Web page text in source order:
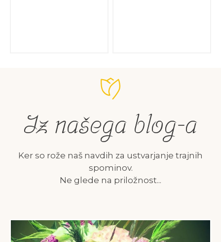
Iz našega blog-a
Ker so rože naš navdih za ustvarjanje trajnih
spominov.
Ne glede na priložnost...